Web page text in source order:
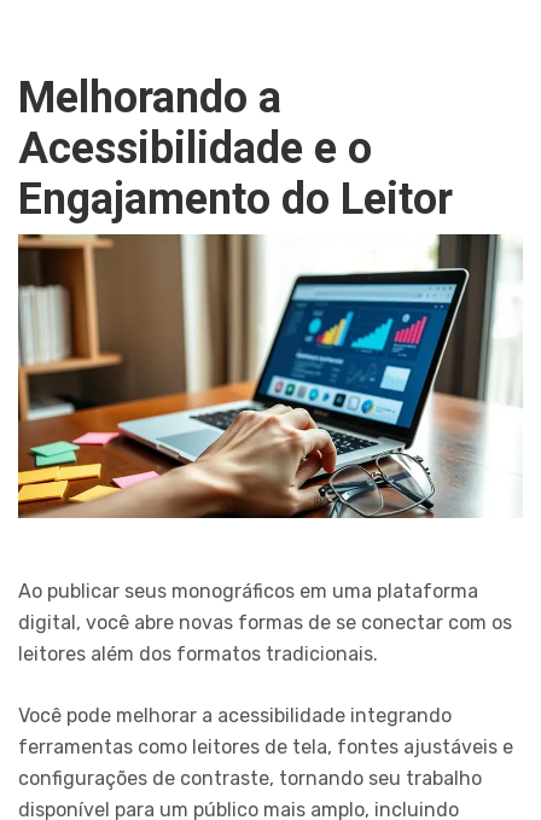
Melhorando a
Acessibilidade e o
Engajamento do Leitor
Ao publicar seus monográficos em uma plataforma
digital, você abre novas formas de se conectar com os
leitores além dos formatos tradicionais.
Você pode melhorar a acessibilidade integrando
ferramentas como leitores de tela, fontes ajustáveis e
configurações de contraste, tornando seu trabalho
disponível para um público mais amplo, incluindo